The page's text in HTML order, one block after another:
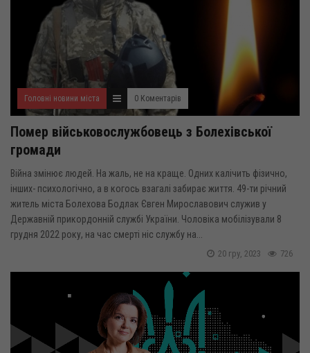
Головні новини міста 0 Коментарів
Помер військовослужбовець з Болехівської
громади
Війна змінює людей. На жаль, не на краще. Одних калічить фізично,
інших- психологічно, а в когось взагалі забирає життя. 49-ти річний
житель міста Болехова Бодлак Євген Мирославович служив у
Державній прикордонній службі України. Чоловіка мобілізували 8
грудня 2022 року, на час смерті ніс службу на...
726
20 гру, 2023